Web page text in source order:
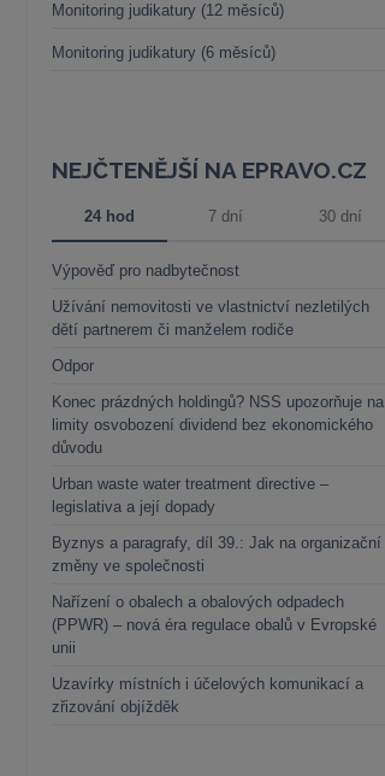
Monitoring judikatury (12 měsíců)
Monitoring judikatury (6 měsíců)
NEJČTENĚJŠÍ NA EPRAVO.CZ
24 hod 7 dní 30 dní
Výpověď pro nadbytečnost
Užívání nemovitosti ve vlastnictví nezletilých
dětí partnerem či manželem rodiče
Odpor
Konec prázdných holdingů? NSS upozorňuje na
limity osvobození dividend bez ekonomického
důvodu
Urban waste water treatment directive –
legislativa a její dopady
Byznys a paragrafy, díl 39.: Jak na organizační
změny ve společnosti
Nařízení o obalech a obalových odpadech
(PPWR) – nová éra regulace obalů v Evropské
unii
Uzavírky místních i účelových komunikací a
zřizování objížděk